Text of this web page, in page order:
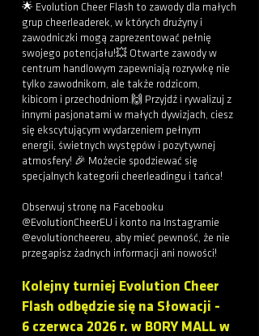
🌟 Evolution Cheer Flash to zawody dla małych
grup cheerleaderek, w których drużyny i
zawodniczki mogą zaprezentować pełnię
swojego potencjału!💥 Otwarte zawody w
centrum handlowym zapewniają rozrywkę nie
tylko zawodnikom, ale także rodzicom,
kibicom i przechodniom.🙌 Przyjdź i rywalizuj z
innymi pasjonatami w małych dywizjach, ciesz
się ekscytującym wydarzeniem pełnym
energii, świetnych występów i pozytywnej
atmosfery! 🎉 Możecie spodziewać się
specjalnych kategorii cheerleadingu i tańca!
Obserwuj stronę na Facebooku
@EvolutionCheerEU i konto na Instagramie
@evolutioncheereu, aby mieć pewność, że nie
przegapisz żadnych informacji ani nowości!
Kolejny turniej Evolution Cheer
Flash odbędzie się na Słowacji -
6 czerwca 2026 r. w BORY MALL w